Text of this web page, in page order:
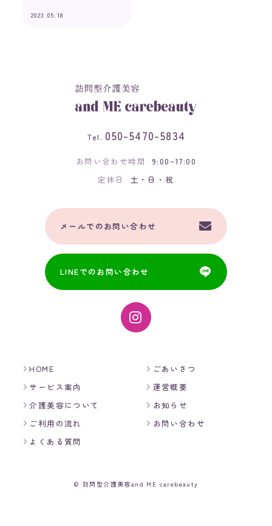
2023.05.18
Tel. 050-5470-5834
お問い合わせ時間
9:00~17:00
定休日
土・日・祝
メールでのお問い合わせ
LINEでのお問い合わせ
HOME
サービス案内
介護美容について
ご利用の流れ
よくある質問
ごあいさつ
運営概要
お知らせ
お問い合わせ
© 訪問型介護美容and ME carebeauty